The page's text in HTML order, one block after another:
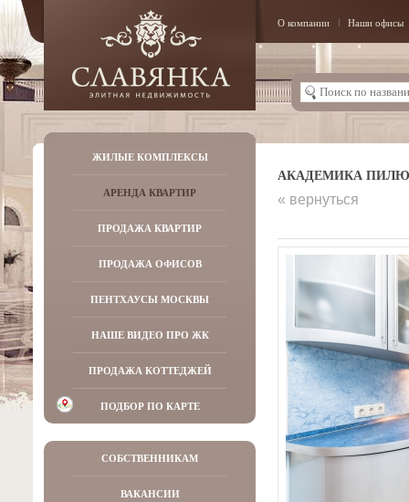
О компании Наши офисы
ЖИЛЫЕ КОМПЛЕКСЫ
АРЕНДА КВАРТИР
ПРОДАЖА КВАРТИР
ПРОДАЖА ОФИСОВ
ПЕНТХАУСЫ МОСКВЫ
НАШЕ ВИДЕО ПРО ЖК
ПРОДАЖА КОТТЕДЖЕЙ
ПОДБОР ПО КАРТЕ
СОБСТВЕННИКАМ
ВАКАНСИИ
АКАДЕМИКА
« вернуться